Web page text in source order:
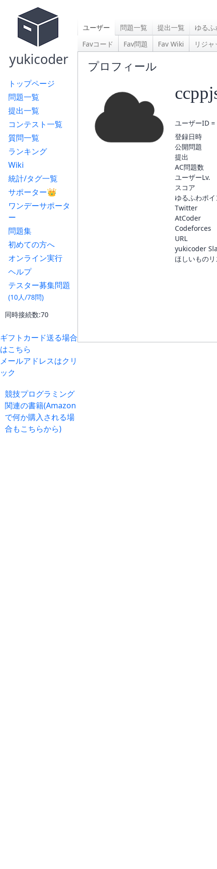
yukicoder
トップページ
問題一覧
提出一覧
コンテスト一覧
質問一覧
ランキング
Wiki
統計/タグ一覧
サポーター👑
ワンデーサポータ
ー
問題集
初めての方へ
オンライン実行
ヘルプ
テスター募集問題
(10人/78問)
同時接続数:70
ギフトカード送る場合
はこちら
メールアドレスはクリ
ック
競技プログラミング
関連の書籍(Amazon
で何か購入される場
合もこちらから)
ユーザー 問題一覧 提出一覧
ゆる
Favコード
Fav問題 Fav Wiki リジ
プロフィール
ユーザーID
登録日時
公開問題
提出
AC問題数
ユーザーLv.
スコア
ゆるふわポ
Twitter
AtCoder
Codeforces
URL
yukicoder
ほしいもの